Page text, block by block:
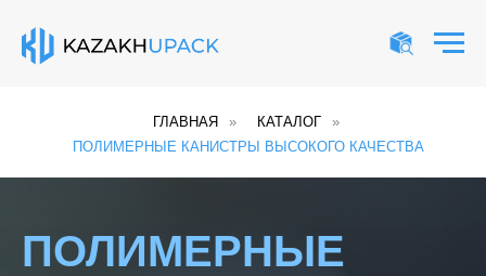
ГЛАВНАЯ » КАТАЛОГ
»
ПОЛИМЕРНЫЕ КАНИСТРЫ ВЫСОКОГО КАЧЕСТВА
ПОЛИМЕРНЫЕ